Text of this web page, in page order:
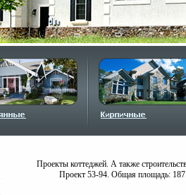
Проекты коттеджей. А также
Проект 53-94. Общая площадь: